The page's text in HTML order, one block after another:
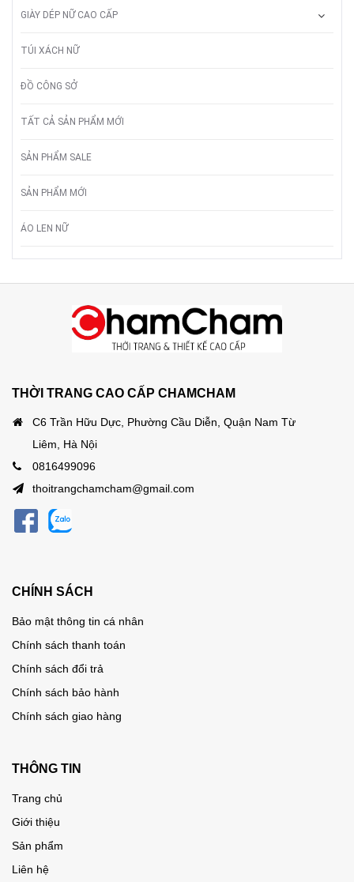
GIÀY DÉP NỮ CAO CẤP
TÚI XÁCH NỮ
ĐỒ CÔNG SỞ
TẤT CẢ SẢN PHẨM MỚI
SẢN PHẨM SALE
SẢN PHẨM MỚI
ÁO LEN NỮ
THỜI TRANG CAO CẤP CHAMCHAM
C6 Trần Hữu Dực, Phường Cầu Diễn, Quận Nam Từ
Liêm, Hà Nội
0816499096
thoitrangchamcham@gmail.com
CHÍNH SÁCH
Bảo mật thông tin cá nhân
Chính sách thanh toán
Chính sách đổi trả
Chính sách bảo hành
Chính sách giao hàng
THÔNG TIN
Trang chủ
Giới thiệu
Sản phẩm
Liên hệ